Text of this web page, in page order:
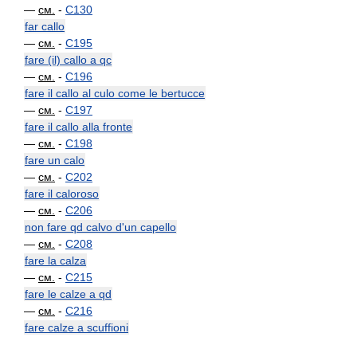
— см. - C130
far callo
— см. - C195
fare (il) callo a qc
— см. - C196
fare il callo al culo come le bertucce
— см. - C197
fare il callo alla fronte
— см. - C198
fare un calo
— см. - C202
fare il caloroso
— см. - C206
non fare qd calvo d'un capello
— см. - C208
fare la calza
— см. - C215
fare le calze a qd
— см. - C216
fare calze a scuffioni